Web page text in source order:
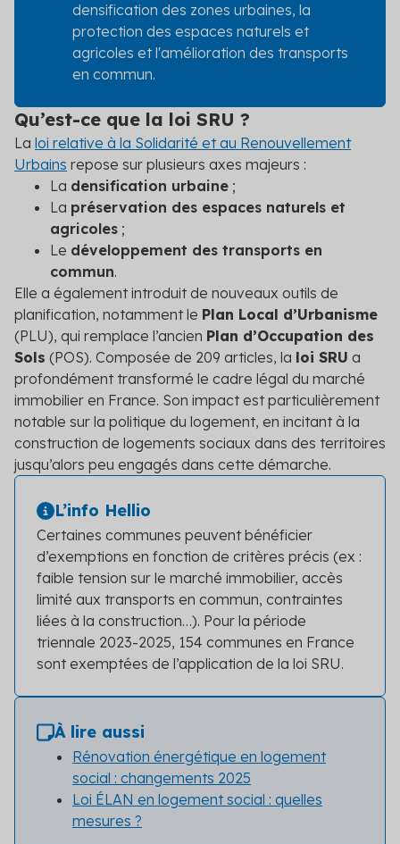
densification des zones urbaines, la
protection des espaces naturels et
agricoles et l'amélioration des transports
en commun.
Qu’est-ce que la loi SRU ?
La loi relative à la Solidarité et au Renouvellement
Urbains repose sur plusieurs axes majeurs :
La densification urbaine ;
La préservation des espaces naturels et
agricoles ;
Le développement des transports en
commun.
Elle a également introduit de nouveaux outils de
planification, notamment le Plan Local d’Urbanisme
(PLU), qui remplace l’ancien Plan d’Occupation des
Sols (POS). Composée de 209 articles, la loi SRU a
profondément transformé le cadre légal du marché
immobilier en France. Son impact est particulièrement
notable sur la politique du logement, en incitant à la
construction de logements sociaux dans des territoires
jusqu’alors peu engagés dans cette démarche.
L’info Hellio
Certaines communes peuvent bénéficier
d’exemptions en fonction de critères précis (ex :
faible tension sur le marché immobilier, accès
limité aux transports en commun, contraintes
liées à la construction…). Pour la période
triennale 2023-2025, 154 communes en France
sont exemptées de l’application de la loi SRU.
À lire aussi
Rénovation énergétique en logement
social : changements 2025
Loi ÉLAN en logement social : quelles
mesures ?